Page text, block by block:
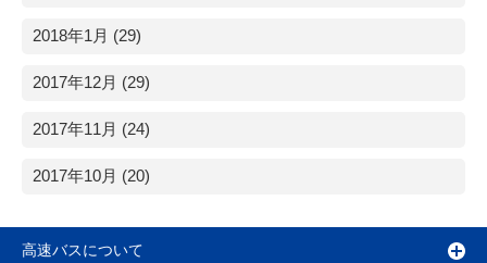
2018年1月 (29)
2017年12月 (29)
2017年11月 (24)
2017年10月 (20)
高速バスについて